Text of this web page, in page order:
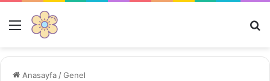
Menü
Anasayfa /Genel